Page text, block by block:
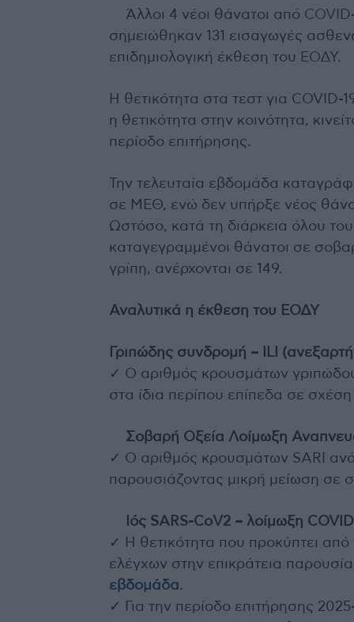
Άλλοι 4 νέοι θάνατοι από
σημειώθηκαν 131 εισαγωγές
επιδημιολογική έκθεση του ΕΟΔΥ.
Η θετικότητα στα τεστ για
η θετικότητα στην κοινότητα,
περίοδο επιτήρησης.
Την τελευταία εβδομάδα
σε ΜΕΘ, ενώ δεν υπήρξε νέος
Ωστόσο, κατά τη διάρκεια όλου
καταγεγραμμένοι θάνατοι σε
γρίπη, ανέρχονται σε 149.
Αναλυτικά η έκθεση του ΕΟΔΥ
Γριπώδης συνδρομή – ILI
✓ Ο αριθμός κρουσμάτων
στα ίδια περίπου επίπεδα σε
Σοβαρή Οξεία Λοίμωξη
✓ Ο αριθμός κρουσμάτων SARI ανά
παρουσιάζοντας μικρή μείωση σε
Ιός SARS-CoV2 – λοίμωξη
✓ Η θετικότητα που προκύπτει
ελέγχων στην επικράτεια
εβδομάδα.
✓ Για την περίοδο επιτήρησης